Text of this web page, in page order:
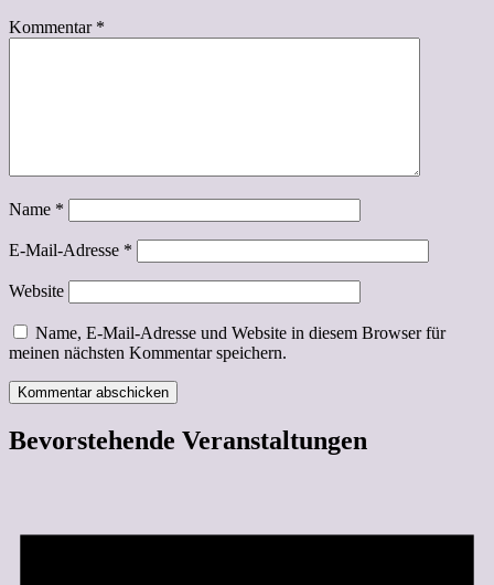
Kommentar *
Name *
E-Mail-Adresse *
Website
Name, E-Mail-Adresse und Website in diesem Browser für
meinen nächsten Kommentar speichern.
Bevorstehende Veranstaltungen